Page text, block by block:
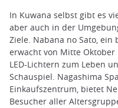
In Kuwana selbst gibt es
aber auch in der
Ziele. Nabana no Sato,
erwacht von Mitte
LED-Lichtern zum Leben
Schauspiel. Nagashima
Einkaufszentrum, bietet
Besucher aller